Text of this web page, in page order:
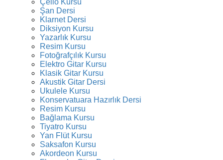
Şan Dersi
Klarnet Dersi
Diksiyon Kursu
Yazarlık Kursu
Resim Kursu
Fotoğrafçılık Kursu
Elektro Gitar Kursu
Klasik Gitar Kursu
Akustik Gitar Dersi
Ukulele Kursu
Konservatuara Hazırlık Dersi
Resim Kursu
Bağlama Kursu
Tiyatro Kursu
Yan Flüt Kursu
Saksafon Kursu
Akordeon Kursu